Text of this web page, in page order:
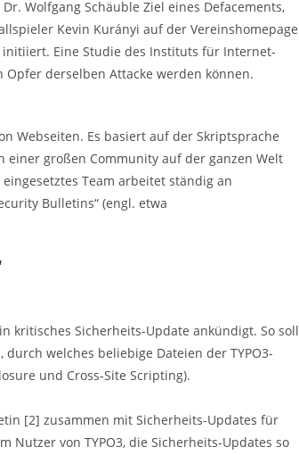
Wolfgang Schäuble Ziel eines Defacements,
Kevin Kurányi auf der Vereinshomepage
initiiert. Eine Studie des Instituts für Internet-
derselben Attacke werden können.
Webseiten. Es basiert auf der Skriptsprache
einer großen Community auf der ganzen Welt
Team arbeitet ständig an
Bulletins“ (engl. etwa
kritisches Sicherheits-Update ankündigt. So soll
welches beliebige Dateien der TYPO3-
und Cross-Site Scripting).
[2] zusammen mit Sicherheits-Updates für
Nutzer von TYPO3, die Sicherheits-Updates so